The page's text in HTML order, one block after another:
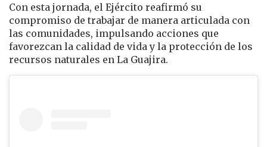
Con esta jornada, el Ejército reafirmó su
compromiso de trabajar de manera articulada con
las comunidades, impulsando acciones que
favorezcan la calidad de vida y la protección de los
recursos naturales en La Guajira.